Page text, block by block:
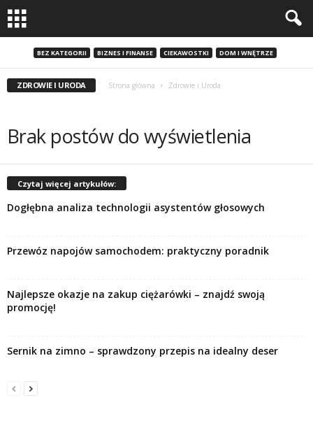
BEZ KATEGORII BIZNES I FINANSE CIEKAWOSTKI DOM I WNĘTRZE
ZDROWIE I URODA Strona główna Zdrowie i Uroda
Brak postów do wyświetlenia
Czytaj więcej artykułów:
Dogłębna analiza technologii asystentów głosowych
Przewóz napojów samochodem: praktyczny poradnik
Najlepsze okazje na zakup ciężarówki – znajdź swoją
promocję!
Sernik na zimno – sprawdzony przepis na idealny deser